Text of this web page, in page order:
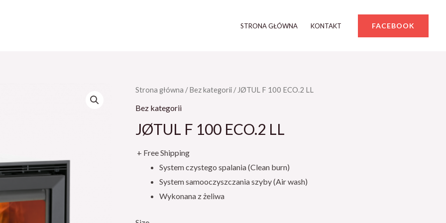
STRONA GŁÓWNA KONTAKT FACEBOOK
Strona główna /Bez kategorii / JØTUL F 100 ECO.2 LL
Bez kategorii
JØTUL F 100 ECO.2 LL
+ Free Shipping
System czystego spalania (Clean burn)
System samooczyszczania szyby (Air wash)
Wykonana z żeliwa